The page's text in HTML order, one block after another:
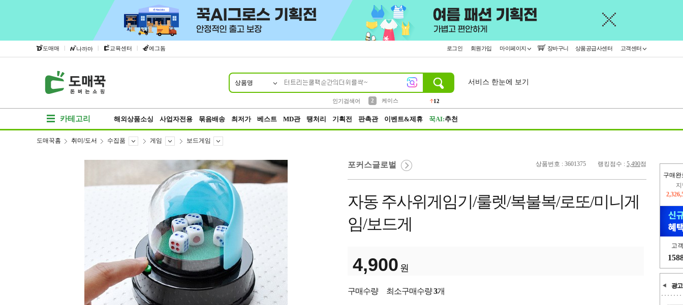
도매매 | 나까마 | 교육센터 | 에그돔 로그인 회원가입 마이페이지 장바구니 상품공급사센터 고객센터
상품명
인기검색어
2
케이스
12
서비스 한눈에 보기
카테고리 해외상품소싱 사업자전용 묶음배송 최저가 베스트 MD관 땡처리 기획전 판촉관 이벤트&제휴 꾹AI:추천
구매완
고
광고
도매꾹홈 취미/도서 수집품 게임 보드게임
상품번호 : 3601375 랭킹점수 : 5,490점
포커스글로벌
자동 주사위게임기/룰렛/복불복/로또/미니게
임/보드게
4,900 원
구매수량 최소구매수량3개